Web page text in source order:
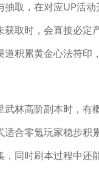
取，在对应UP活动
取时，会直接必定
积累黄金心法符印
林高阶副本时，有
合零氪玩家稳步积
同时刷本过程中还